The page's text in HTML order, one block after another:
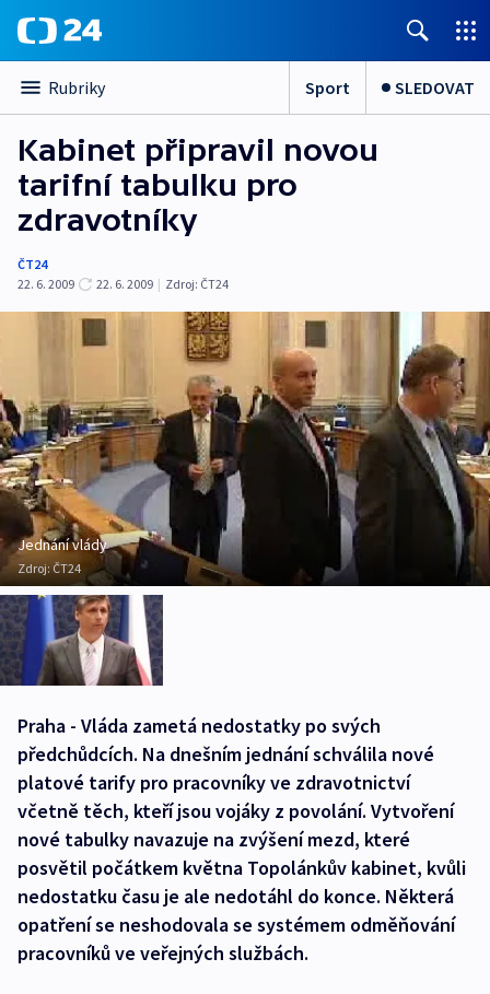
Rubriky Sport SLEDOVAT
Kabinet připravil novou
tarifní tabulku pro
zdravotníky
ČT24
22. 6. 2009
22. 6. 2009 | Zdroj: ČT24
Jednání vlády
Zdroj:ČT24
Praha - Vláda zametá nedostatky po svých
předchůdcích. Na dnešním jednání schválila nové
platové tarify pro pracovníky ve zdravotnictví
včetně těch, kteří jsou vojáky z povolání. Vytvoření
nové tabulky navazuje na zvýšení mezd, které
posvětil počátkem května Topolánkův kabinet, kvůli
nedostatku času je ale nedotáhl do konce. Některá
opatření se neshodovala se systémem odměňování
pracovníků ve veřejných službách.